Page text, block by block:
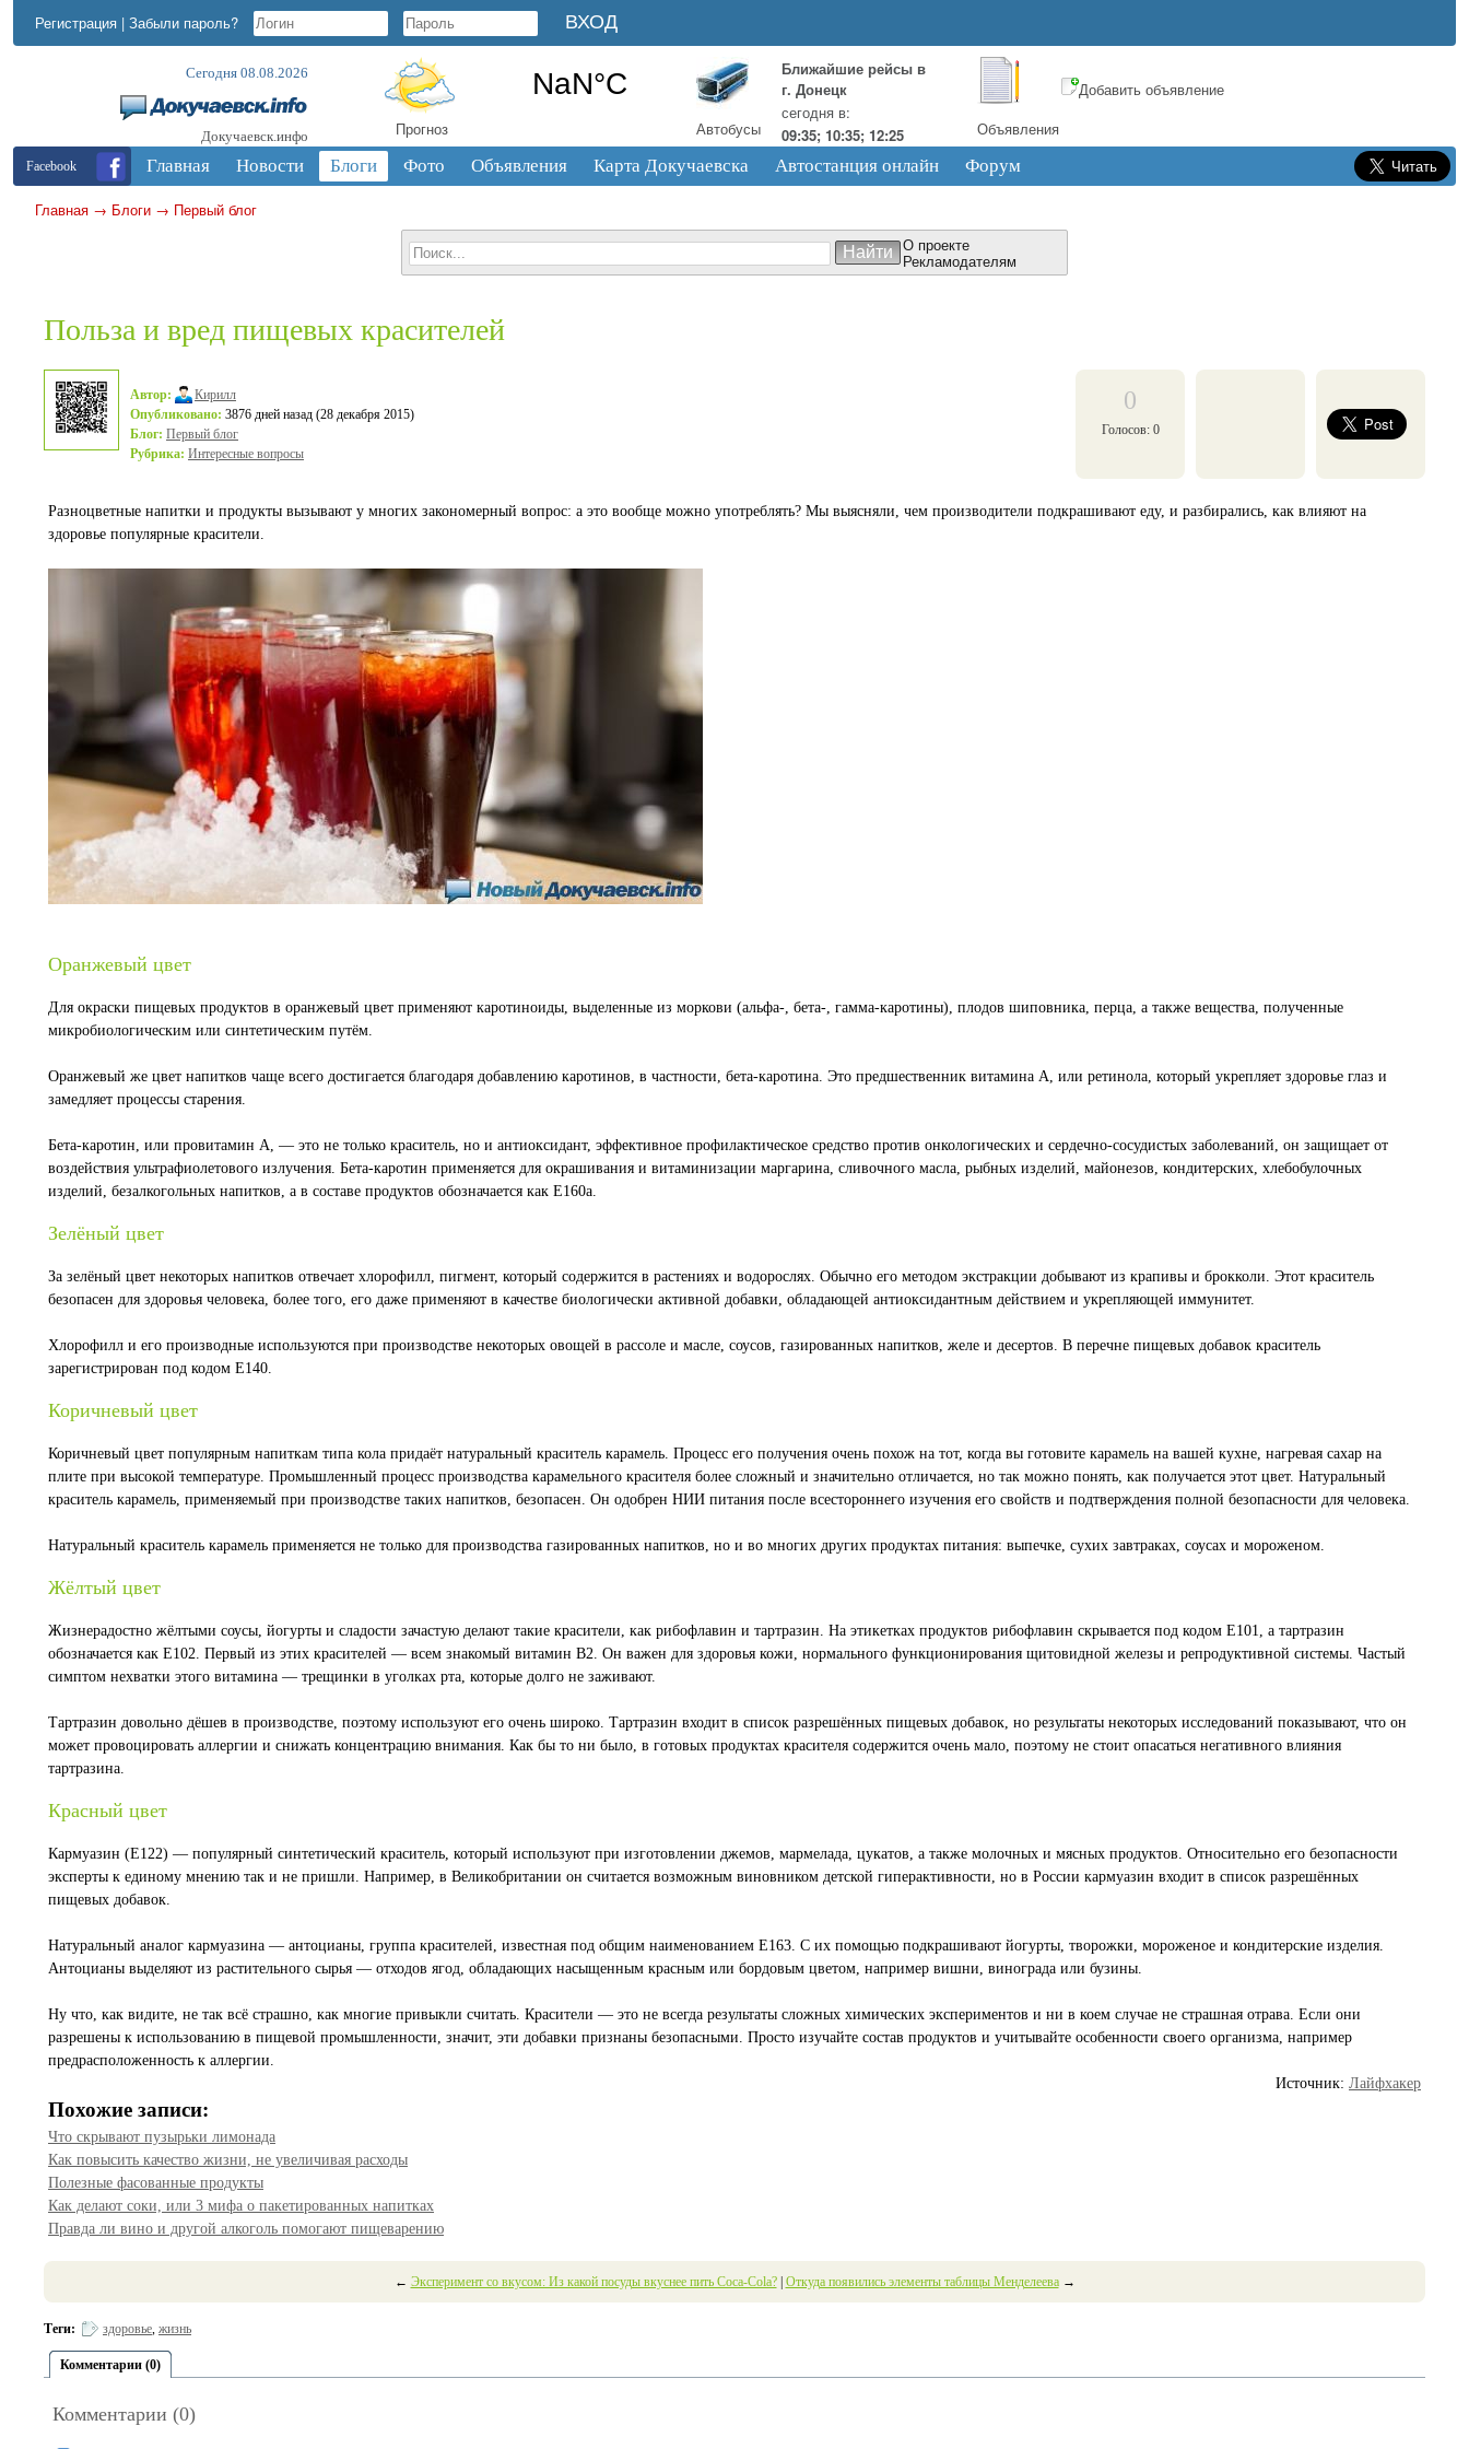
Регистрация | Забыли пароль?
Сегодня 08.08.2026
Докучаевск.инфо Прогноз Автобусы
Ближайшие рейсы в
г. Донецк
сегодня в:
09:35; 10:35; 12:25
Объявления
Добавить объявление
Facebook Главная Новости Блоги Фото Объявления Карта Докучаевска Автостанция онлайн Форум
Главная → Блоги → Первый блог
О проекте
Рекламодателям
Польза и вред пищевых красителей
Автор:
Кирилл
Опубликовано: 3876 дней назад (28 декабря 2015)
Блог: Первый блог
Рубрика: Интересные вопросы
0
Голосов: 0
Разноцветные напитки и продукты вызывают у многих закономерный вопрос: а это вообще можно употреблять? Мы выясняли, чем производители подкрашивают еду, и разбирались, как влияют на
здоровье популярные красители.
Оранжевый цвет
Для окраски пищевых продуктов в оранжевый цвет применяют каротиноиды, выделенные из моркови (альфа-, бета-, гамма-каротины), плодов шиповника, перца, а также вещества, полученные
микробиологическим или синтетическим путём.
Оранжевый же цвет напитков чаще всего достигается благодаря добавлению каротинов, в частности, бета-каротина. Это предшественник витамина А, или ретинола, который укрепляет здоровье глаз и
замедляет процессы старения.
Бета-каротин, или провитамин А, — это не только краситель, но и антиоксидант, эффективное профилактическое средство против онкологических и сердечно-сосудистых заболеваний, он защищает от
воздействия ультрафиолетового излучения. Бета-каротин применяется для окрашивания и витаминизации маргарина, сливочного масла, рыбных изделий, майонезов, кондитерских, хлебобулочных
изделий, безалкогольных напитков, а в составе продуктов обозначается как Е160а.
Зелёный цвет
За зелёный цвет некоторых напитков отвечает хлорофилл, пигмент, который содержится в растениях и водорослях. Обычно его методом экстракции добывают из крапивы и брокколи. Этот краситель
безопасен для здоровья человека, более того, его даже применяют в качестве биологически активной добавки, обладающей антиоксидантным действием и укрепляющей иммунитет.
Хлорофилл и его производные используются при производстве некоторых овощей в рассоле и масле, соусов, газированных напитков, желе и десертов. В перечне пищевых добавок краситель
зарегистрирован под кодом E140.
Коричневый цвет
Коричневый цвет популярным напиткам типа кола придаёт натуральный краситель карамель. Процесс его получения очень похож на тот, когда вы готовите карамель на вашей кухне, нагревая сахар на
плите при высокой температуре. Промышленный процесс производства карамельного красителя более сложный и значительно отличается, но так можно понять, как получается этот цвет. Натуральный
краситель карамель, применяемый при производстве таких напитков, безопасен. Он одобрен НИИ питания после всестороннего изучения его свойств и подтверждения полной безопасности для человека.
Натуральный краситель карамель применяется не только для производства газированных напитков, но и во многих других продуктах питания: выпечке, сухих завтраках, соусах и мороженом.
Жёлтый цвет
Жизнерадостно жёлтыми соусы, йогурты и сладости зачастую делают такие красители, как рибофлавин и тартразин. На этикетках продуктов рибофлавин скрывается под кодом E101, а тартразин
обозначается как E102. Первый из этих красителей — всем знакомый витамин B2. Он важен для здоровья кожи, нормального функционирования щитовидной железы и репродуктивной системы. Частый
симптом нехватки этого витамина — трещинки в уголках рта, которые долго не заживают.
Тартразин довольно дёшев в производстве, поэтому используют его очень широко. Тартразин входит в список разрешённых пищевых добавок, но результаты некоторых исследований показывают, что он
может провоцировать аллергии и снижать концентрацию внимания. Как бы то ни было, в готовых продуктах красителя содержится очень мало, поэтому не стоит опасаться негативного влияния
тартразина.
Красный цвет
Кармуазин (E122) — популярный синтетический краситель, который используют при изготовлении джемов, мармелада, цукатов, а также молочных и мясных продуктов. Относительно его безопасности
эксперты к единому мнению так и не пришли. Например, в Великобритании он считается возможным виновником детской гиперактивности, но в России кармуазин входит в список разрешённых
пищевых добавок.
Натуральный аналог кармуазина — антоцианы, группа красителей, известная под общим наименованием E163. С их помощью подкрашивают йогурты, творожки, мороженое и кондитерские изделия.
Антоцианы выделяют из растительного сырья — отходов ягод, обладающих насыщенным красным или бордовым цветом, например вишни, винограда или бузины.
Ну что, как видите, не так всё страшно, как многие привыкли считать. Красители — это не всегда результаты сложных химических экспериментов и ни в коем случае не страшная отрава. Если они
разрешены к использованию в пищевой промышленности, значит, эти добавки признаны безопасными. Просто изучайте состав продуктов и учитывайте особенности своего организма, например
предрасположенность к аллергии.
Источник: Лайфхакер
Похожие записи:
Что скрывают пузырьки лимонада
Как повысить качество жизни, не увеличивая расходы
Полезные фасованные продукты
Как делают соки, или 3 мифа о пакетированных напитках
Правда ли вино и другой алкоголь помогают пищеварению
← Эксперимент со вкусом: Из какой посуды вкуснее пить Coca-Cola?| Откуда появились элементы таблицы Менделеева→
Теги: здоровье, жизнь
Комментарии (0)
Комментарии (0)